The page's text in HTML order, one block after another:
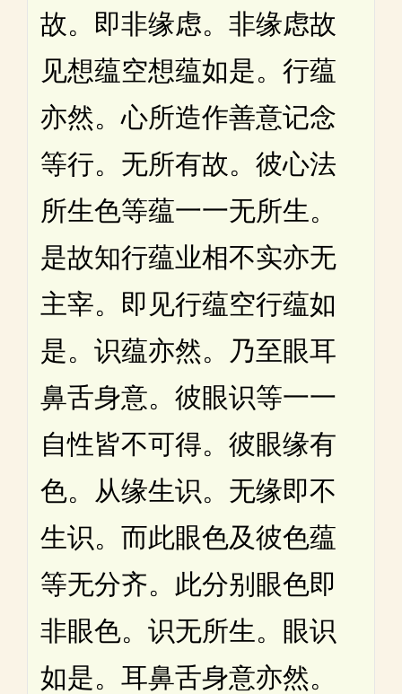
故。即非缘虑。非缘虑故
见想蕴空想蕴如是。行蕴
亦然。心所造作善意记念
等行。无所有故。彼心法
所生色等蕴一一无所生。
是故知行蕴业相不实亦无
主宰。即见行蕴空行蕴如
是。识蕴亦然。乃至眼耳
鼻舌身意。彼眼识等一一
自性皆不可得。彼眼缘有
色。从缘生识。无缘即不
生识。而此眼色及彼色蕴
等无分齐。此分别眼色即
非眼色。识无所生。眼识
如是。耳鼻舌身意亦然。